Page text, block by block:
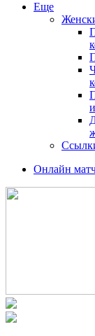
Еще
Онлайн